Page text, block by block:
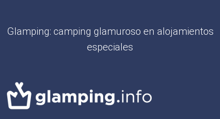
Glamping: camping glamuroso en alojamientos
especiales